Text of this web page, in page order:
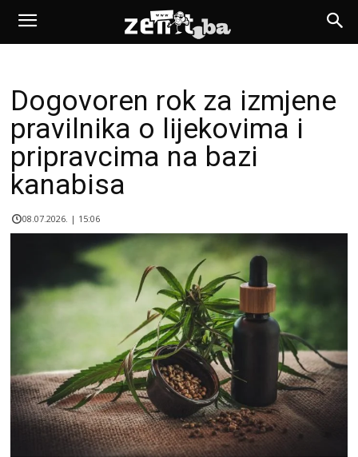
Dogovoren rok za izmjene
pravilnika o lijekovima i
pripravcima na bazi
kanabisa
08.07.2026. | 15:06